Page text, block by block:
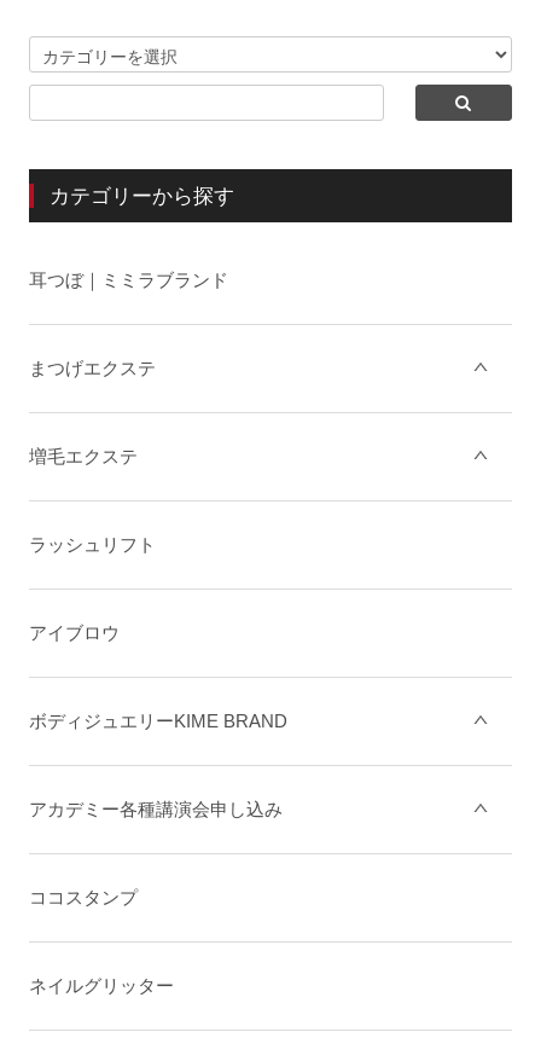
カテゴリーから探す
耳つぼ｜ミミラブランド
まつげエクステ
増毛エクステ
ラッシュリフト
アイブロウ
ボディジュエリーKIME BRAND
アカデミー各種講演会申し込み
ココスタンプ
ネイルグリッター